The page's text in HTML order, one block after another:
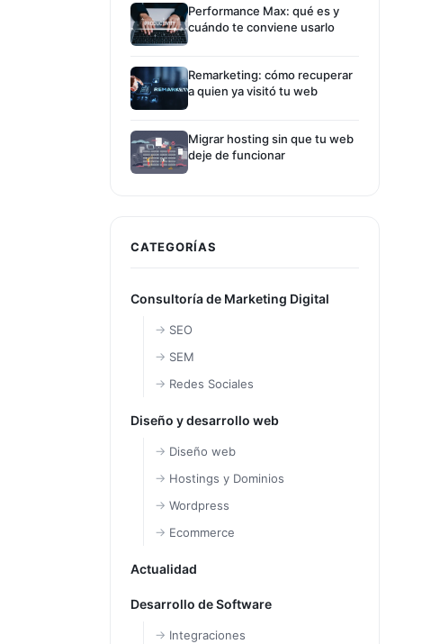
Performance Max: qué es y
cuándo te conviene usarlo
Remarketing: cómo recuperar
a quien ya visitó tu web
Migrar hosting sin que tu web
deje de funcionar
CATEGORÍAS
Consultoría de Marketing Digital
SEO
SEM
Redes Sociales
Diseño y desarrollo web
Diseño web
Hostings y Dominios
Wordpress
Ecommerce
Actualidad
Desarrollo de Software
Integraciones